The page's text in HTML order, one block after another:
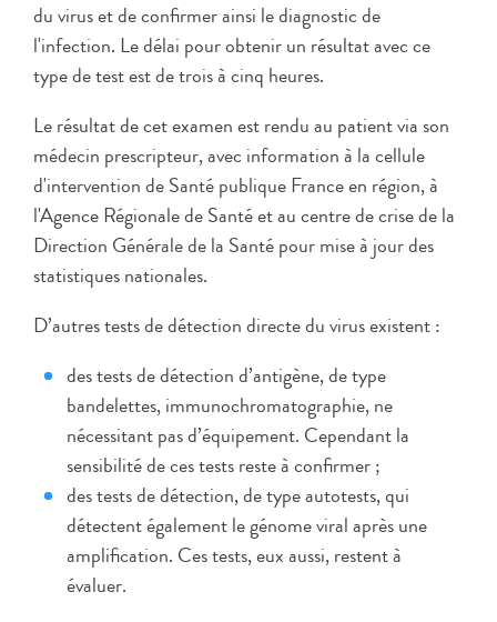
du virus et de confirmer ainsi le diagnostic de
l'infection. Le délai pour obtenir un résultat avec ce
type de test est de trois à cinq heures.
Le résultat de cet examen est rendu au patient via son
médecin prescripteur, avec information à la cellule
d'intervention de Santé publique France en région, à
l'Agence Régionale de Santé et au centre de crise de la
Direction Générale de la Santé pour mise à jour des
statistiques nationales.
D’autres tests de détection directe du virus existent :
des tests de détection d’antigène, de type
bandelettes, immunochromatographie, ne
nécessitant pas d’équipement. Cependant la
sensibilité de ces tests reste à confirmer ;
des tests de détection, de type autotests, qui
détectent également le génome viral après une
amplification. Ces tests, eux aussi, restent à
évaluer.